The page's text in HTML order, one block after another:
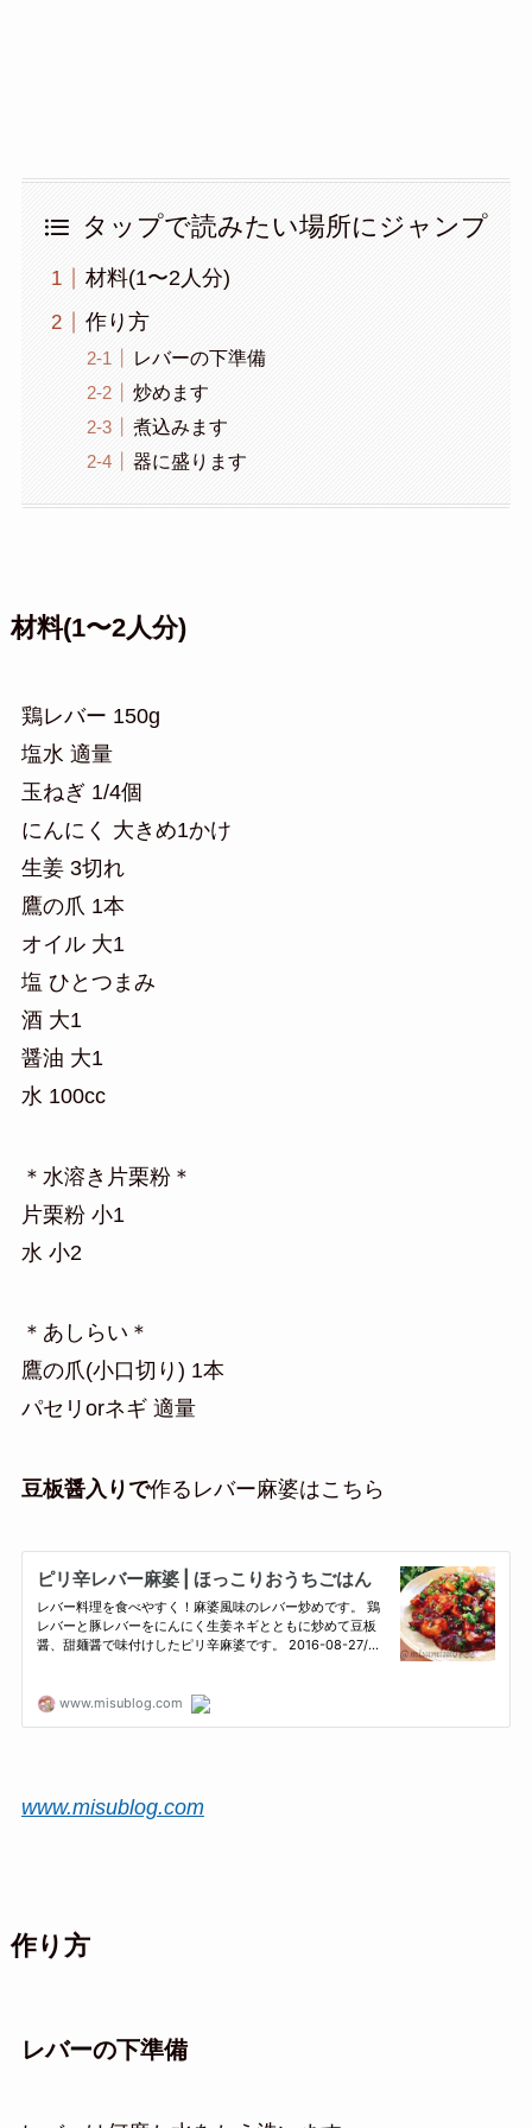
タップで読みたい場所にジャンプ
材料(1〜2人分)
作り方
レバーの下準備
炒めます
煮込みます
器に盛ります
材料(1〜2人分)
鶏レバー 150g
塩水 適量
玉ねぎ 1/4個
にんにく 大きめ1かけ
生姜 3切れ
鷹の爪 1本
オイル 大1
塩 ひとつまみ
酒 大1
醤油 大1
水 100cc
＊水溶き片栗粉＊
片栗粉 小1
水 小2
＊あしらい＊
鷹の爪(小口切り) 1本
パセリorネギ 適量
豆板醤入りで作るレバー麻婆はこちら
www.misublog.com
作り方
レバーの下準備